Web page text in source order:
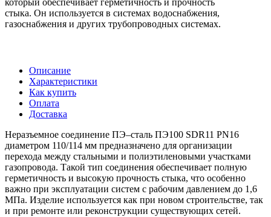
который обеспечивает герметичность и прочность
стыка. Он используется в системах водоснабжения,
газоснабжения и других трубопроводных системах.
Описание
Характеристики
Как купить
Оплата
Доставка
Неразъемное соединение ПЭ–сталь ПЭ100 SDR11 PN16
диаметром 110/114 мм предназначено для организации
перехода между стальными и полиэтиленовыми участками
газопровода. Такой тип соединения обеспечивает полную
герметичность и высокую прочность стыка, что особенно
важно при эксплуатации систем с рабочим давлением до 1,6
МПа. Изделие используется как при новом строительстве, так
и при ремонте или реконструкции существующих сетей.